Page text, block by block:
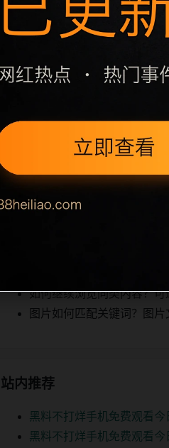
看，用户通常先看标题是否明
上一篇下一篇和 sitemap 入口，
定、相关，图片文件名和 alt/title
述为空、正文摘要不足或关键
热榜内容，提升停留时间和页面
如何继续浏览同类内容？
图片如何匹配关键词？图
站内推荐
黑料不打烊手机免费观看今
黑料不打烊手机免费观看